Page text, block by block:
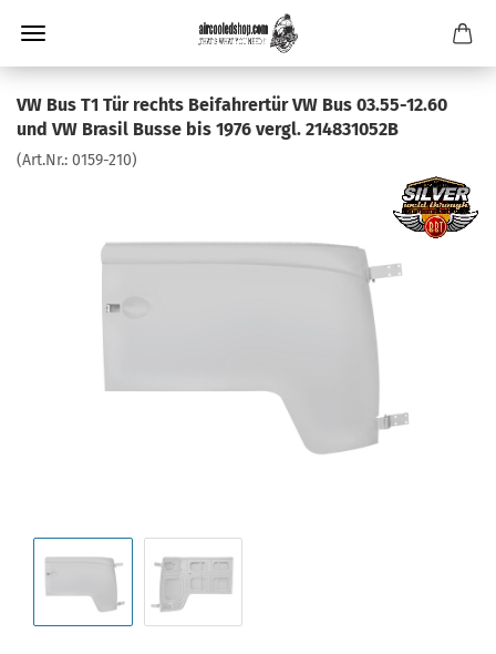
VW Bus T1 Tür rechts Beifahrertür VW Bus 03.55-12.60
und VW Brasil Busse bis 1976 vergl. 214831052B
(Art.Nr.: 0159-210)